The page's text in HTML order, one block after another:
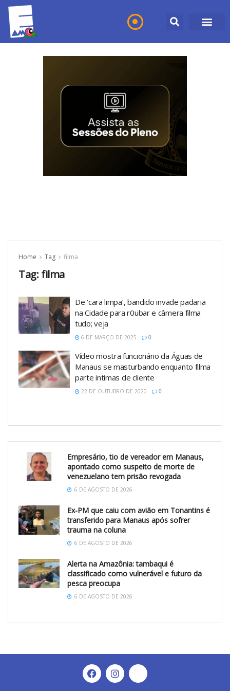
Home Tag filma
Tag: filma
De ‘cara limpa’, bandido invade padaria
na Cidade para r0ubar e câmera filma
tudo; veja
6 DE MARÇO DE 2025 0
Vídeo mostra funcionário da Águas de
Manaus se masturbando enquanto filma
parte intimas de cliente
22 DE OUTUBRO DE 2020 0
Empresário, tio de vereador em Manaus,
apontado como suspeito de morte de
venezuelano tem prisão revogada
6 DE AGOSTO DE 2026
Ex-PM que caiu com avião em Tonantins é
transferido para Manaus após sofrer
trauma na coluna
6 DE AGOSTO DE 2026
Alerta na Amazônia: tambaqui é
classificado como vulnerável e futuro da
pesca preocupa
6 DE AGOSTO DE 2026